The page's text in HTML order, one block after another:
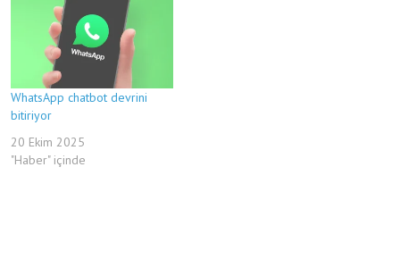
WhatsApp chatbot devrini
bitiriyor
20 Ekim 2025
"Haber" içinde